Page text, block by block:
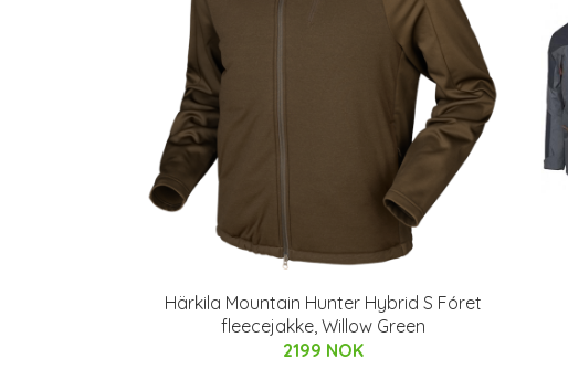
Härkila Mountain Hunter Hybrid S Fóret
fleecejakke, Willow Green
2199 NOK